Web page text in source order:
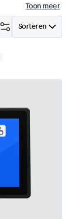
Toon meer
Sorteren